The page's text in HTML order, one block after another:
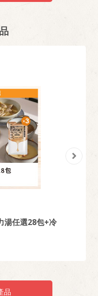
湯任選28包+冷
品